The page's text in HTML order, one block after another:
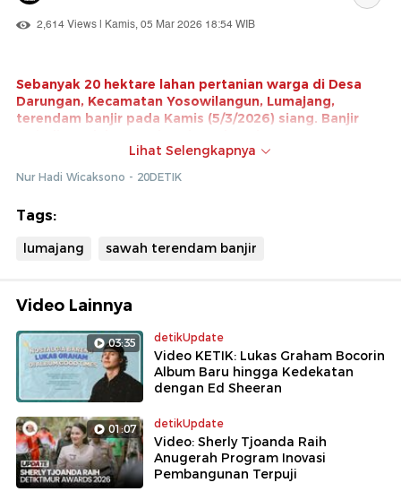
2,614 Views | Kamis, 05 Mar 2026 18:54 WIB
Sebanyak 20 hektare lahan pertanian warga di Desa
Darungan, Kecamatan Yosowilangun, Lumajang,
terendam banjir pada Kamis (5/3/2026) siang. Banjir
persawahan warga.
Petani pun merugi. Tanaman padi milik petani yang
air.
Lihat Selengkapnya
Nur Hadi Wicaksono - 20DETIK
Tags:
lumajang sawah terendam banjir
Video Lainnya
03:35 detikUpdate
Video KETIK: Lukas Graham Bocorin
Album Baru hingga Kedekatan
dengan Ed Sheeran
01:07 detikUpdate
Video: Sherly Tjoanda Raih
Anugerah Program Inovasi
Pembangunan Terpuji